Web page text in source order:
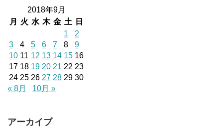
2018年9月
月
火 水 木 金 土
日
1
2
3
4 5 6 7 8
9
10 11 12 13 14 15 16
17 18 19 20 21 22 23
24 25 26 27 28 29 30
« 8月
10月 »
アーカイブ